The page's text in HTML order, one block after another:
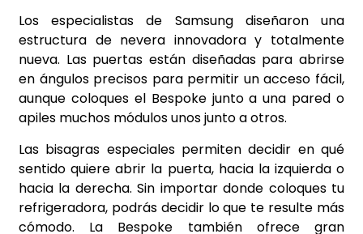
Los especialistas de Samsung diseñaron una
estructura de nevera innovadora y totalmente
nueva. Las puertas están diseñadas para abrirse
en ángulos precisos para permitir un acceso fácil,
aunque coloques el Bespoke junto a una pared o
apiles muchos módulos unos junto a otros.
Las bisagras especiales permiten decidir en qué
sentido quiere abrir la puerta, hacia la izquierda o
hacia la derecha. Sin importar donde coloques tu
refrigeradora, podrás decidir lo que te resulte más
cómodo. La Bespoke también ofrece gran